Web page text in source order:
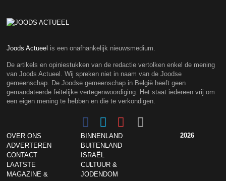
Joods Actueel is een onafhankelijk nieuwsmedium.
De artikels en opiniestukken van de redactie vertolken enkel de mening
van Joods Actueel. Wij spreken niet in naam van de Joodse
gemeenschap. De Joodse gemeenschap in België heeft geen
gemandateerde feitelijke vertegenwoordiging. Het staat iedereen vrij om
een eigen mening te hebben en die te verkondigen.
OVER ONS
ADVERTEREN
CONTACT
LAATSTE
MAGAZINE &
BINNENLAND
BUITENLAND
ISRAËL
CULTUUR &
JODENDOM
2026